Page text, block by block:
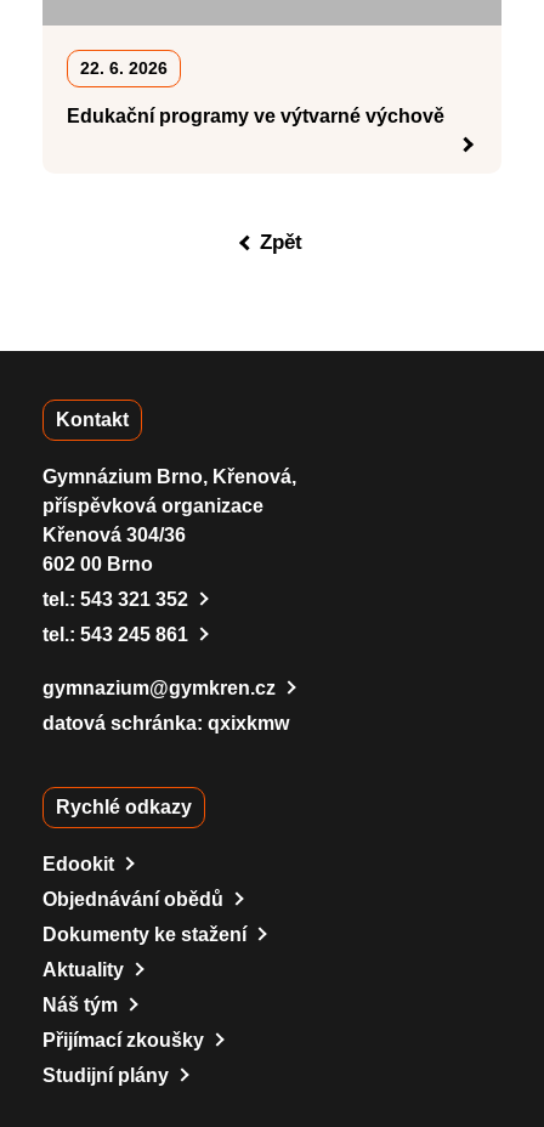
22. 6. 2026
Edukační programy ve výtvarné výchově
Zpět
Kontakt
Gymnázium Brno, Křenová,
příspěvková organizace
Křenová 304/36
602 00 Brno
tel.: 543 321 352
tel.: 543 245 861
gymnazium@gymkren.cz
datová schránka: qxixkmw
Rychlé odkazy
Edookit
Objednávání obědů
Dokumenty ke stažení
Aktuality
Náš tým
Přijímací zkoušky
Studijní plány